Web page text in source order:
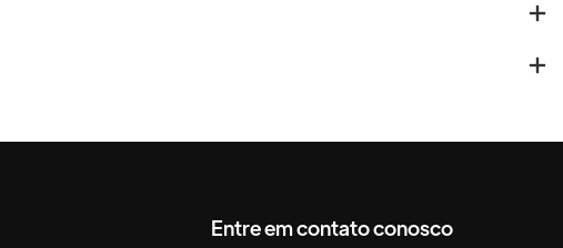
Entre em contato conosco